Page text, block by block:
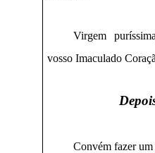
Virgem
vosso Imaculado
Convém fazer um